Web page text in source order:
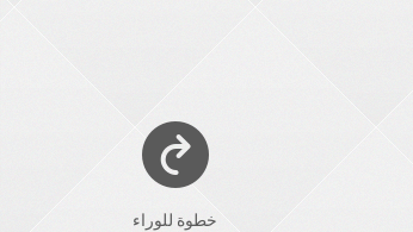
خطوة للوراء